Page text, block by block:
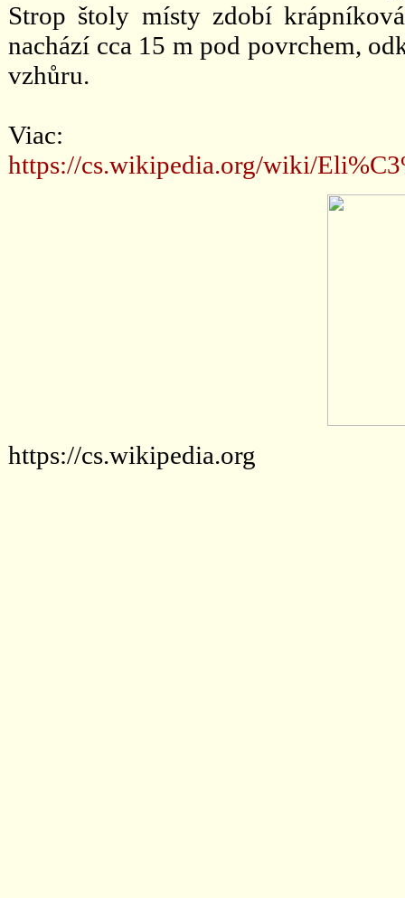
Strop štoly místy zdobí
nachází cca 15 m pod povrchem,
vzhůru.
Viac:
https://cs.wikipedia.org/wiki/
https://cs.wikipedia.org